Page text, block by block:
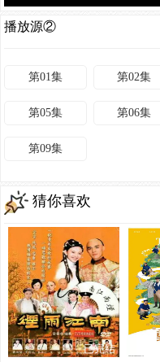
播放源②
第01集 第02集
第05集 第06集
第09集
猜你喜欢
已完结